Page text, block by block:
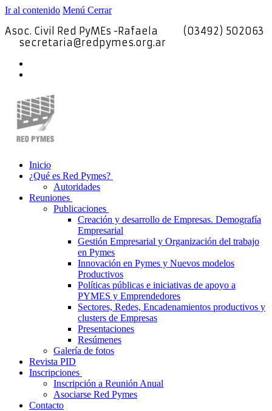
Ir al contenido Menú Cerrar
Asoc. Civil Red PyMEs -Rafaela
(03492) 502063
secretaria@redpymes.org.ar
Inicio
¿Qué es Red Pymes?
Autoridades
Reuniones
Publicaciones
Creación y desarrollo de Empresas. Demografía
Empresarial
Gestión Empresarial y Organización del trabajo
en Pymes
Innovación en Pymes y Nuevos modelos
Productivos
Políticas públicas e iniciativas de apoyo a
PYMES y Emprendedores
Sectores, Redes, Encadenamientos productivos y
clusters de Empresas
Presentaciones
Resúmenes
Galería de fotos
Revista PID
Inscripciones
Inscripción a Reunión Anual
Asociarse Red Pymes
Contacto